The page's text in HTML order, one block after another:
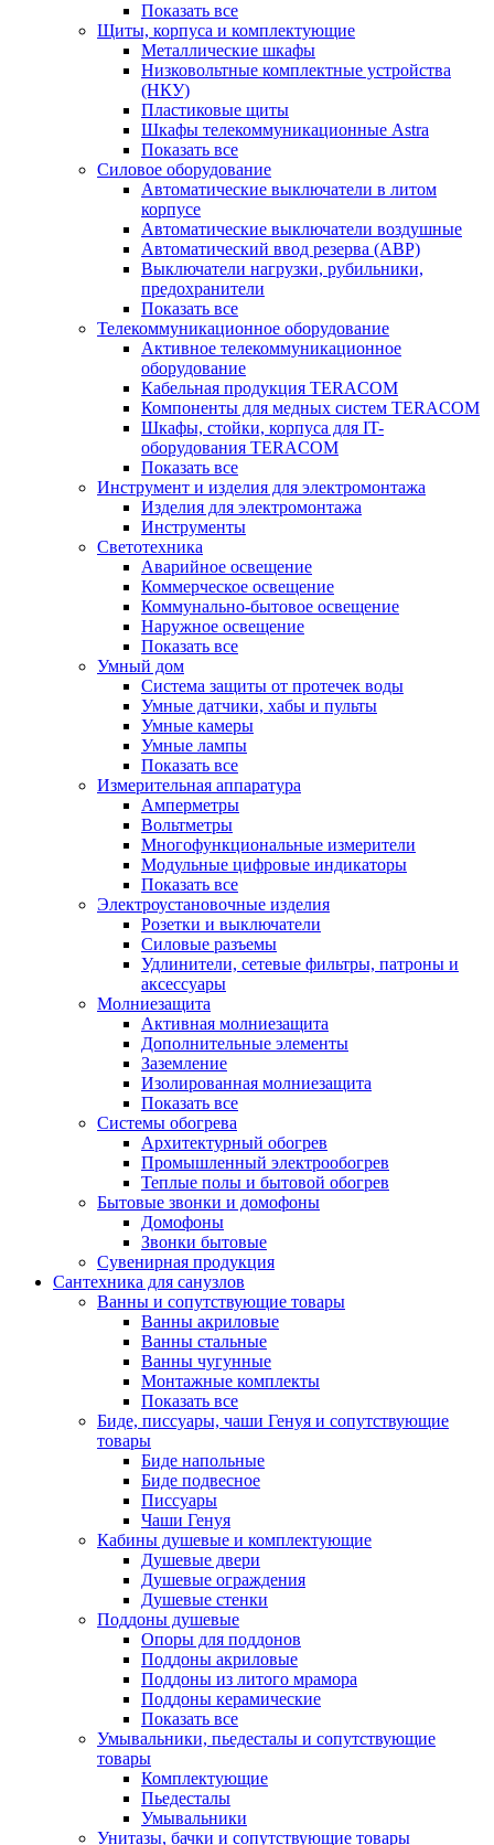
Показать все
Щиты, корпуса и комплектующие
Металлические шкафы
Низковольтные комплектные устройства
(НКУ)
Пластиковые щиты
Шкафы телекоммуникационные Astra
Показать все
Силовое оборудование
Автоматические выключатели в литом
корпусе
Автоматические выключатели воздушные
Автоматический ввод резерва (АВР)
Выключатели нагрузки, рубильники,
предохранители
Показать все
Телекоммуникационное оборудование
Активное телекоммуникационное
оборудование
Кабельная продукция TERACOM
Компоненты для медных систем TERACOM
Шкафы, стойки, корпуса для IT-
оборудования TERACOM
Показать все
Инструмент и изделия для электромонтажа
Изделия для электромонтажа
Инструменты
Светотехника
Аварийное освещение
Коммерческое освещение
Коммунально-бытовое освещение
Наружное освещение
Показать все
Умный дом
Система защиты от протечек воды
Умные датчики, хабы и пульты
Умные камеры
Умные лампы
Показать все
Измерительная аппаратура
Амперметры
Вольтметры
Многофункциональные измерители
Модульные цифровые индикаторы
Показать все
Электроустановочные изделия
Розетки и выключатели
Силовые разъемы
Удлинители, сетевые фильтры, патроны и
аксессуары
Молниезащита
Активная молниезащита
Дополнительные элементы
Заземление
Изолированная молниезащита
Показать все
Системы обогрева
Архитектурный обогрев
Промышленный электрообогрев
Теплые полы и бытовой обогрев
Бытовые звонки и домофоны
Домофоны
Звонки бытовые
Сувенирная продукция
Сантехника для санузлов
Ванны и сопутствующие товары
Ванны акриловые
Ванны стальные
Ванны чугунные
Монтажные комплекты
Показать все
Биде, писсуары, чаши Генуя и сопутствующие
товары
Биде напольные
Биде подвесное
Писсуары
Чаши Генуя
Кабины душевые и комплектующие
Душевые двери
Душевые ограждения
Душевые стенки
Поддоны душевые
Опоры для поддонов
Поддоны акриловые
Поддоны из литого мрамора
Поддоны керамические
Показать все
Умывальники, пьедесталы и сопутствующие
товары
Комплектующие
Пьедесталы
Умывальники
Унитазы, бачки и сопутствующие товары